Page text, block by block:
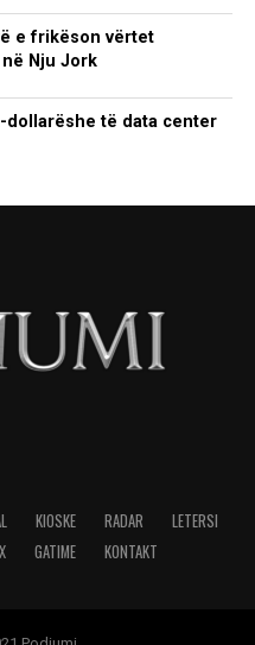
e frikëson vërtet
Nju Jork
dollarëshe të data center
KIOSKE RADAR
LETERSI
GATIME KONTAKT